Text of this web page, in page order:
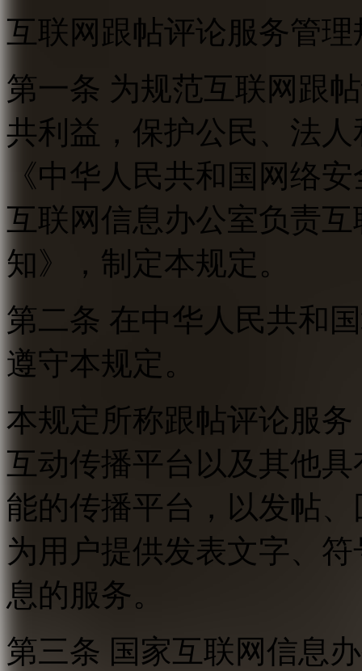
互联网跟帖评论服务管理
第一条 为规范互联网跟
共利益，保护公民、法
《中华人民共和国网络
互联网信息办公室负责
知》，制定本规定。
第二条 在中华人民共和
遵守本规定。
本规定所称跟帖评论服
互动传播平台以及其他
能的传播平台，以发帖
为用户提供发表文字、
息的服务。
第三条 国家互联网信息